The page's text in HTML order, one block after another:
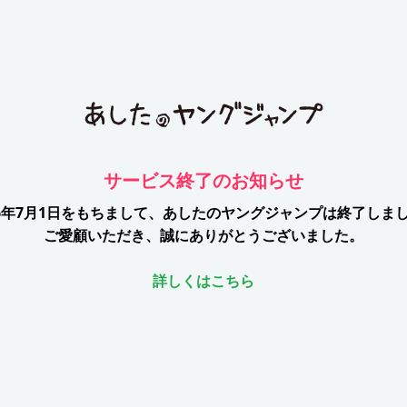
サービス終了のお知らせ
7月1日をもちまして、 あしたのヤングジャンプは終了しま
ご愛顧いただき、誠にありがとうございました。
詳しくはこちら